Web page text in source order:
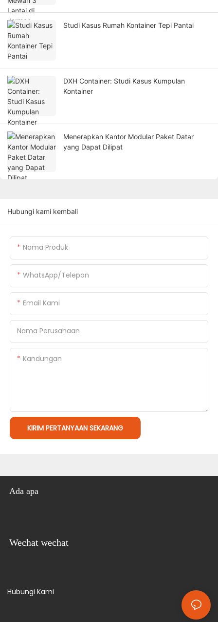
Studi Kasus Rumah Kontainer Tepi Pantai
DXH Container: Studi Kasus Kumpulan
Kontainer
Menerapkan Kantor Modular Paket Datar
yang Dapat Dilipat
Hubungi kami kembali
Nama Produk
WhatsApp/Telepon
Email Kami
Nama Perusahaan
Kandungan
KIRIM PERTANYAAN SEKARANG
Ada apa
Wechat wechat
Hubungi Kami